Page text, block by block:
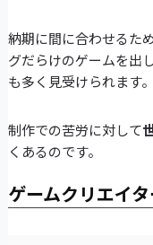
納期に間に合わせるた
グだらけのゲームを出
も多く見受けられます。
制作での苦労に対して
くあるのです。
ゲームクリエイ